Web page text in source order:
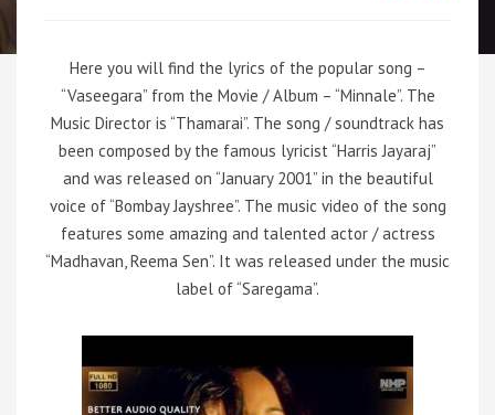
Here you will find the lyrics of the popular song –
“Vaseegara” from the Movie / Album – “Minnale”. The
Music Director is “Thamarai”. The song / soundtrack has
been composed by the famous lyricist “Harris Jayaraj”
and was released on “January 2001” in the beautiful
voice of “Bombay Jayshree”. The music video of the song
features some amazing and talented actor / actress
“Madhavan, Reema Sen”. It was released under the music
label of “Saregama”.